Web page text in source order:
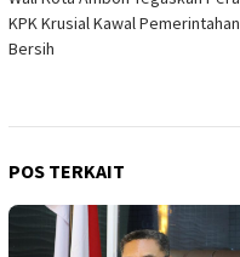
pos
KPK Krusial Kawal Pemerintahan
Bersih
POS TERKAIT